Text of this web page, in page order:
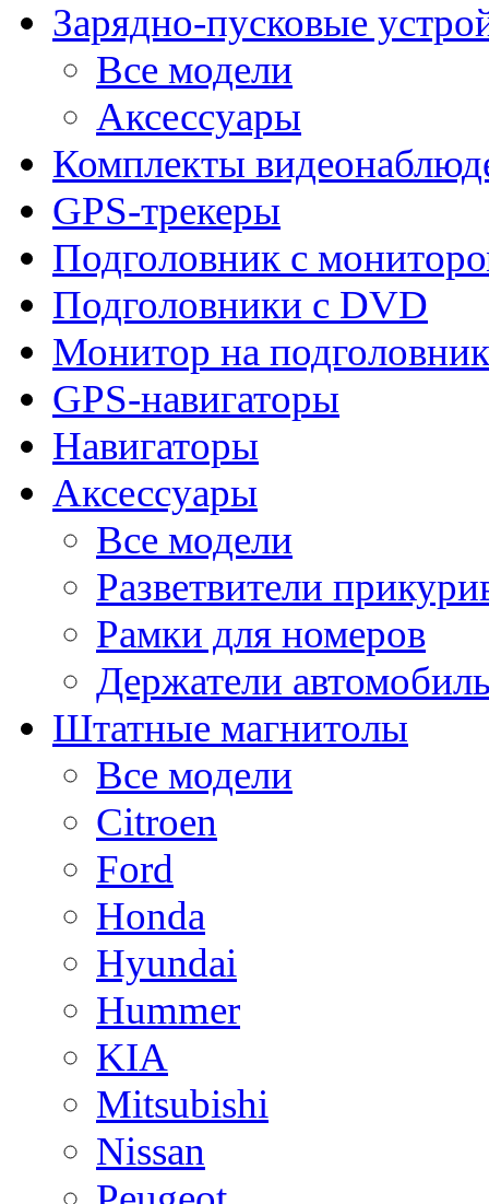
Зарядно-пусковые
Все модели
Аксессуары
Комплекты
GPS-трекеры
Подголовник с
Подголовники с DVD
Монитор на подголовник
GPS-навигаторы
Навигаторы
Аксессуары
Все модели
Разветвители
Рамки для номеров
Держатели
Штатные магнитолы
Все модели
Citroen
Ford
Honda
Hyundai
Hummer
KIA
Mitsubishi
Nissan